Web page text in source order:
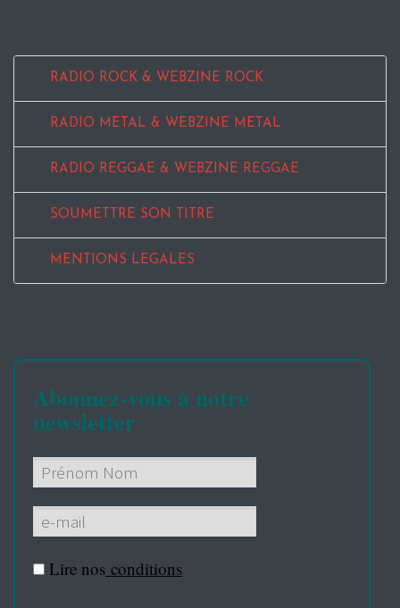
RADIO ROCK & WEBZINE ROCK
RADIO METAL & WEBZINE METAL
RADIO REGGAE & WEBZINE REGGAE
SOUMETTRE SON TITRE
MENTIONS LEGALES
Abonnez-vous à notre
newsletter
Lire nos conditions